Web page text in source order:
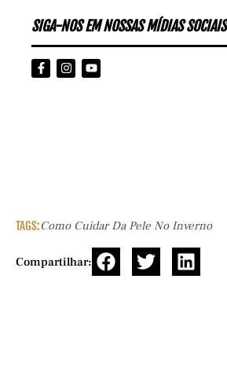
SIGA-NOS EM NOSSAS MÍDIAS SOCIAIS
TAGS:Como Cuidar Da Pele No Inverno
Compartilhar: